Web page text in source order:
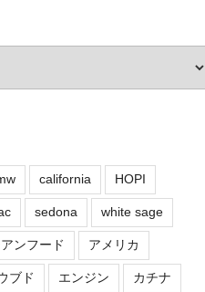
california HOPI
sedona white sage
ンフード アメリカ
ブド エンジン カチナ